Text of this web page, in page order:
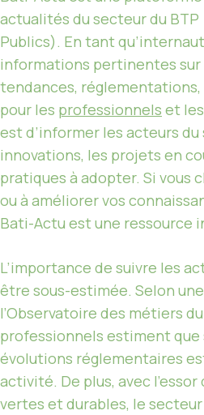
actualités du secteur du
Publics). En tant
informations pertinentes sur
tendances,
pour les professionnels et
est d’informer les acteurs
innovations, les projets en
pratiques à adopter. Si vous
ou à améliorer vos
Bati-Actu est une ressource
L’importance de suivre les
être sous-estimée. Selon
l’Observatoire des métiers du
professionnels estiment
évolutions réglementaires
activité. De plus, avec
vertes et durables, le